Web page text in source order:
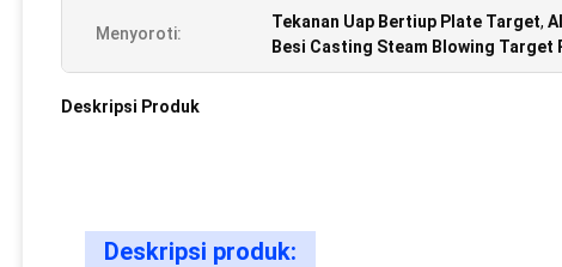
Menyoroti:
Tekanan Uap Bertiup Plate Target,
Besi Casting Steam Blowing Target
Deskripsi Produk
Deskripsi produk: